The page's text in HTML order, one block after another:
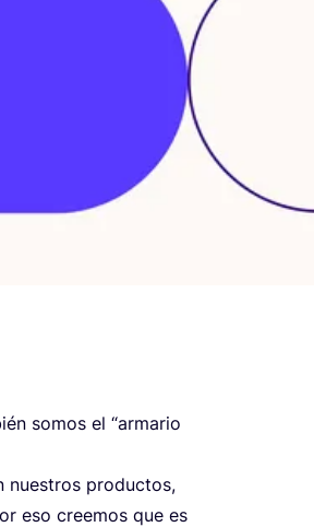
somos el “arma­rio
nues­tros pro­duc­tos,
eso cree­mos que es